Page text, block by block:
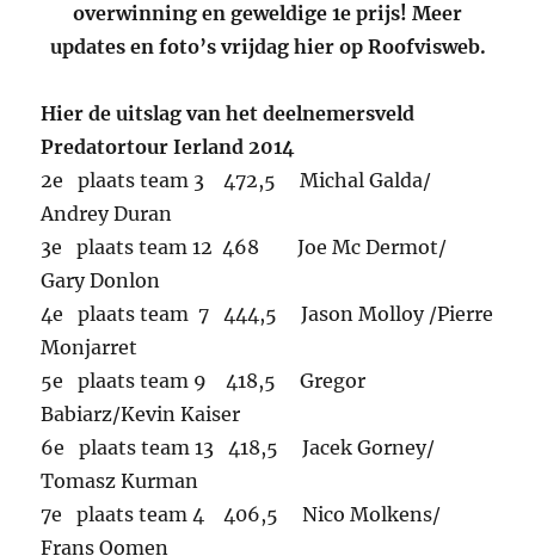
overwinning en geweldige 1e prijs! Meer
updates en foto’s vrijdag hier op Roofvisweb.
Hier de uitslag van het deelnemersveld
Predatortour Ierland 2014
2e plaats team 3 472,5 Michal Galda/
Andrey Duran
3e plaats team 12 468 Joe Mc Dermot/
Gary Donlon
4e plaats team 7 444,5 Jason Molloy /Pierre
Monjarret
5e plaats team 9 418,5 Gregor
Babiarz/Kevin Kaiser
6e plaats team 13 418,5 Jacek Gorney/
Tomasz Kurman
7e plaats team 4 406,5 Nico Molkens/
Frans Oomen